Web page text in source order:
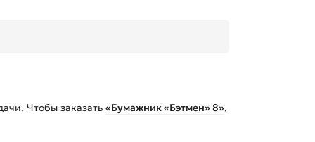
Чтобы заказать «Бумажник «Бэтмен» 8»,